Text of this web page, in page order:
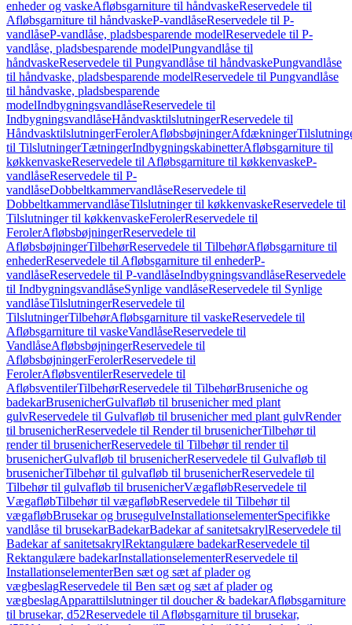
enheder og vaskeAfløbsgarniture til håndvaskeReservedele til
Afløbsgarniture til håndvaskeP-vandlåseReservedele til P-
vandlåseP-vandlåse, pladsbesparende modelReservedele til P-
vandlåse, pladsbesparende modelPungvandlåse til
håndvaskeReservedele til Pungvandlåse til håndvaskePungvandlåse
til håndvaske, pladsbesparende modelReservedele til Pungvandlåse
til håndvaske, pladsbesparende
modelIndbygningsvandlåseReservedele til
IndbygningsvandlåseHåndvasktilslutningerReservedele til
HåndvasktilslutningerFerolerAfløbsbøjningerAfdækninger
til TilslutningerTætningerIndbygningskabinetterAfløbsgarniture til
køkkenvaskeReservedele til Afløbsgarniture til køkkenvaskeP-
vandlåseReservedele til P-
vandlåseDobbeltkammervandlåseReservedele til
DobbeltkammervandlåseTilslutninger til køkkenvaskeReservedele til
Tilslutninger til køkkenvaskeFerolerReservedele til
FerolerAfløbsbøjningerReservedele til
AfløbsbøjningerTilbehørReservedele til TilbehørAfløbsgarniture til
enhederReservedele til Afløbsgarniture til enhederP-
vandlåseReservedele til P-vandlåseIndbygningsvandlåseReservedele
til IndbygningsvandlåseSynlige vandlåseReservedele til Synlige
vandlåseTilslutningerReservedele til
TilslutningerTilbehørAfløbsgarniture til vaskeReservedele til
Afløbsgarniture til vaskeVandlåseReservedele til
VandlåseAfløbsbøjningerReservedele til
AfløbsbøjningerFerolerReservedele til
FerolerAfløbsventilerReservedele til
AfløbsventilerTilbehørReservedele til TilbehørBruseniche og
badekarBrusenicherGulvafløb til brusenicher med plant
gulvReservedele til Gulvafløb til brusenicher med plant gulvRender
til brusenicherReservedele til Render til brusenicherTilbehør til
render til brusenicherReservedele til Tilbehør til render til
brusenicherGulvafløb til brusenicherReservedele til Gulvafløb til
brusenicherTilbehør til gulvafløb til brusenicherReservedele til
Tilbehør til gulvafløb til brusenicherVægafløbReservedele til
VægafløbTilbehør til vægafløbReservedele til Tilbehør til
vægafløbBrusekar og brusegulveInstallationselementerSpecifikke
vandlåse til brusekarBadekarBadekar af sanitetsakrylReservedele til
Badekar af sanitetsakrylRektangulære badekarReservedele til
Rektangulære badekarInstallationselementerReservedele til
InstallationselementerBen sæt og sæt af plader og
vægbeslagReservedele til Ben sæt og sæt af plader og
vægbeslagApparattilslutninger til doucher & badekarAfløbsgarniture
til brusekar, d52Reservedele til Afløbsgarniture til brusekar,